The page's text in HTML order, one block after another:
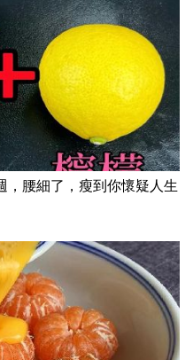
，腰細了，瘦到你懷疑人生